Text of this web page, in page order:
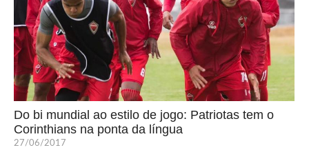
Do bi mundial ao estilo de jogo: Patriotas tem o
Corinthians na ponta da língua
27/06/2017